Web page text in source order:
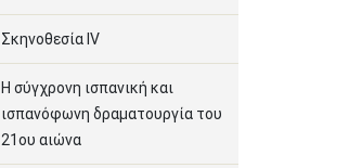
Σκηνοθεσία IV
Η σύγχρονη ισπανική και
ισπανόφωνη δραματουργία του
21ου αιώνα